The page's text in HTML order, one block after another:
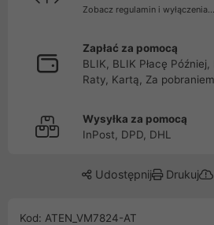
Zobacz regulamin i wyłączenia...
Zapłać za pomocą
BLIK, BLIK Płacę
Raty, Kartą, Za pobraniem
Wysyłka za pomocą
InPost, DPD, DHL
Udostępnij Drukuj
Kod: ATEN_VM7824-AT